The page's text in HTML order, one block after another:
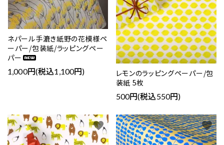
ネパール手漉き紙野の花模様ペ
ーパー/包装紙/ラッピングペー
パー
1,000円(税込1,100円)
レモンのラッピングペーパー/包
装紙 5枚
500円(税込550円)
favorite favorite